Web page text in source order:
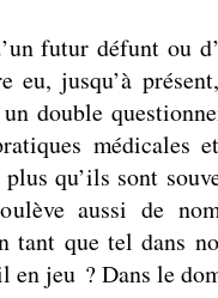
futur défunt ou
eu, jusqu’à
double
médicales
qu’ils sont
aussi de
tant que tel dans
jeu ? Dans le